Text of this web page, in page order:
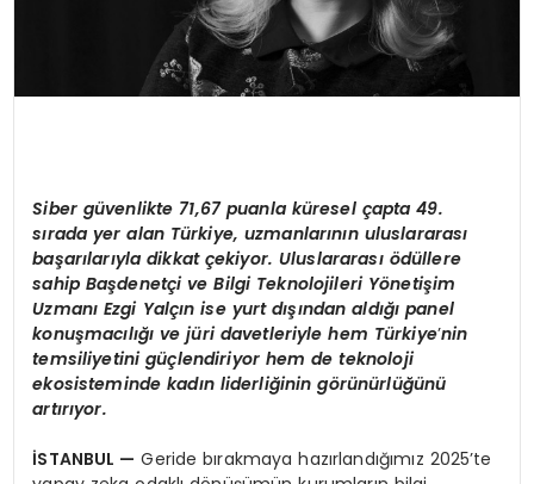
Siber güvenlikte 71,67 puanla küresel çapta 49.
sırada yer alan Türkiye, uzmanlarının uluslararası
başarılarıyla dikkat çekiyor. Uluslararası ödüllere
sahip Başdenetçi ve Bilgi Teknolojileri Yönetişim
Uzmanı Ezgi Yalçın ise yurt dışından aldığı panel
konuşmacılığı ve jüri davetleriyle hem Türkiye’nin
temsiliyetini güçlendiriyor hem de teknoloji
ekosisteminde kadın liderliğinin görünürlüğünü
artırıyor.
İSTANBUL — Geride bırakmaya hazırlandığımız 2025’te